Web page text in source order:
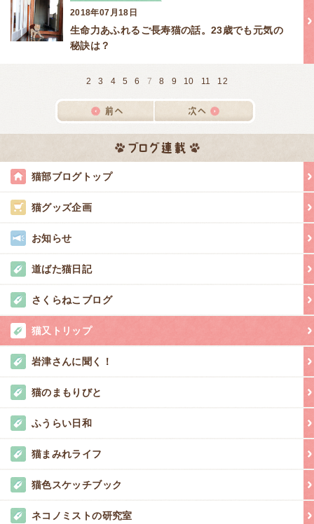
2018年07月18日
生命力あふれるご長寿猫の話。23歳でも元気の
秘訣は？
2 3 4 5 6 7 8 9 10 11 12
猫部ブログトップ
猫グッズ企画
お知らせ
道ばた猫日記
さくらねこブログ
猫又トリップ
岩津さんに聞く！
猫のまもりびと
ふうらい日和
猫まみれライフ
猫色スケッチブック
ネコノミストの研究室